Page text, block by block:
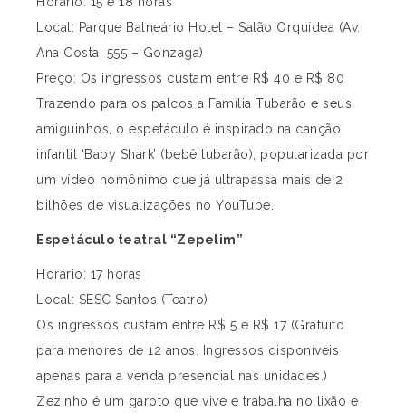
Local: Parque Balneário Hotel – Salão Orquídea (Av.
Ana Costa, 555 – Gonzaga)
Preço: Os ingressos custam entre R$ 40 e R$ 80
Trazendo para os palcos a Família Tubarão e seus
amiguinhos, o espetáculo é inspirado na canção
infantil ‘Baby Shark’ (bebê tubarão), popularizada por
um vídeo homônimo que já ultrapassa mais de 2
bilhões de visualizações no YouTube.
Espetáculo teatral “Zepelim”
Horário: 17 horas
Local: SESC Santos (Teatro)
Os ingressos custam entre R$ 5 e R$ 17 (Gratuito
para menores de 12 anos. Ingressos disponíveis
apenas para a venda presencial nas unidades.)
Zezinho é um garoto que vive e trabalha no lixão e